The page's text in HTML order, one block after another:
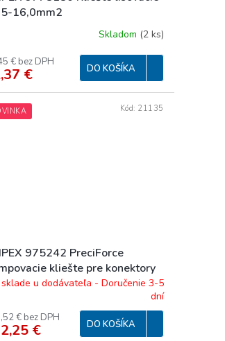
16,0mm2
Skladom (2 ks)
€ bez DPH
€ DO KOŠÍKA
975242 PreciForce
kliešte pre konektory
MC4 EVO 2
u dodávateľa - Doručenie 3-5
dní
€ bez DPH
€ DO KOŠÍKA
Kód: 21135